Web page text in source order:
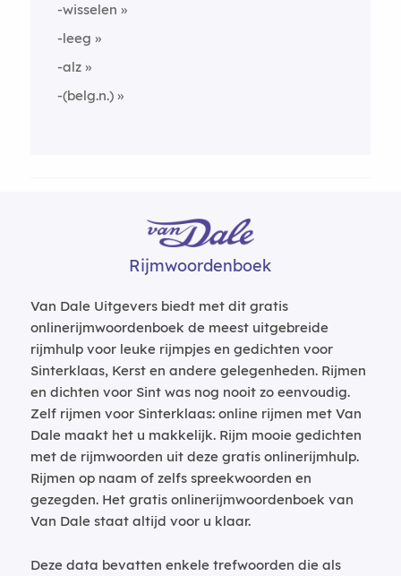
-wisselen
-leeg
-alz
-(belg.n.)
Rijmwoordenboek
Van Dale Uitgevers biedt met dit gratis
onlinerijmwoordenboek de meest uitgebreide
rijmhulp voor leuke rijmpjes en gedichten voor
Sinterklaas, Kerst en andere gelegenheden. Rijmen
en dichten voor Sint was nog nooit zo eenvoudig.
Zelf rijmen voor Sinterklaas: online rijmen met Van
Dale maakt het u makkelijk. Rijm mooie gedichten
met de rijmwoorden uit deze gratis onlinerijmhulp.
Rijmen op naam of zelfs spreekwoorden en
gezegden. Het gratis onlinerijmwoordenboek van
Van Dale staat altijd voor u klaar.
Deze data bevatten enkele trefwoorden die als